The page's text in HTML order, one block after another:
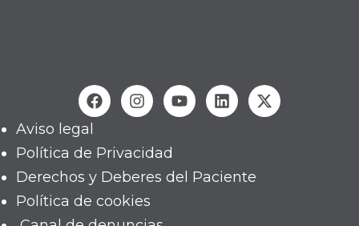
Aviso legal
Política de Privacidad
Derechos y Deberes del Paciente
Política de cookies